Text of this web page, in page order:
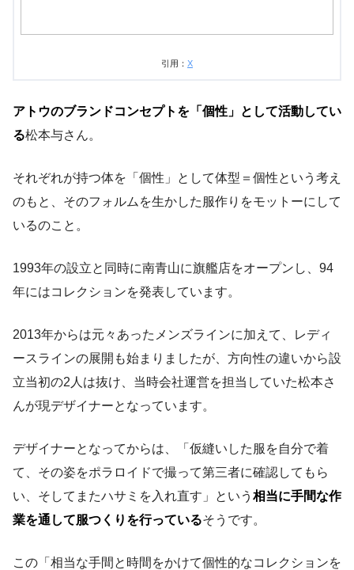
引用： X
アトウのブランドコンセプトを「個性」として活動してい
る松本与さん。
それぞれが持つ体を「個性」として体型＝個性という考え
のもと、そのフォルムを生かした服作りをモットーにして
いるのこと。
1993年の設立と同時に南青山に旗艦店をオープンし、94
年にはコレクションを発表しています。
2013年からは元々あったメンズラインに加えて、レディ
ースラインの展開も始まりましたが、方向性の違いから設
立当初の2人は抜け、当時会社運営を担当していた松本さ
んが現デザイナーとなっています。
デザイナーとなってからは、「仮縫いした服を自分で着
て、その姿をポラロイドで撮って第三者に確認してもら
い、そしてまたハサミを入れ直す」という 相当に手間な作
業を通して服つくりを行っているそうです。
この「相当な手間と時間をかけて個性的なコレクションを